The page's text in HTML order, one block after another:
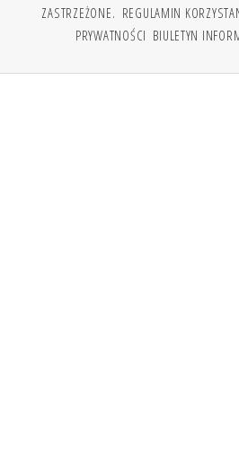
ZASTRZEŻONE. REGULAMIN
PRYWATNOŚCI BIULETYN